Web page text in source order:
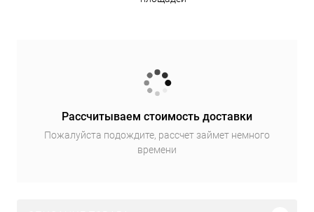
Рассчитываем стоимость доставки
Пожалуйста подождите, рассчет займет немного
времени